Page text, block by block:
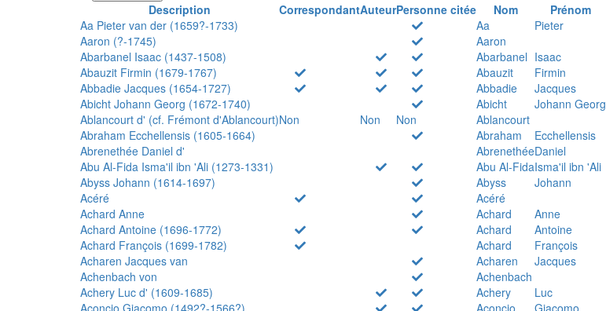
Description
CorrespondantAuteurPersonne citée Nom
Prénom
Aa Pieter van der (1659?-1733)
Aa
Pieter
Aaron (?-1745)
Aaron
Abarbanel Isaac (1437-1508)
Abarbanel Isaac
Abauzit Firmin (1679-1767)
Abauzit
Firmin
Abbadie Jacques (1654-1727)
Abbadie
Jacques
Abicht Johann Georg (1672-1740)
Abicht
Johann Georg
Ablancourt d' (cf. Frémont d'Ablancourt)Non Non Non
Ablancourt
Abraham Ecchellensis (1605-1664)
Abraham
Ecchellensis
Abrenethée Daniel d'
AbrenethéeDaniel
Abu Al-Fida Isma'il ibn 'Ali (1273-1331)
Abu Al-FidaIsma'il ibn 'Ali
Abyss Johann (1614-1697)
Abyss
Johann
Acéré
Acéré
Achard Anne
Achard
Anne
Achard Antoine (1696-1772)
Achard
Antoine
Achard François (1699-1782)
Achard
François
Acharen Jacques van
Acharen
Jacques
Achenbach von
Achenbach
Achery Luc d' (1609-1685)
Achery
Luc
Aconcio Giacomo (1492?-1566?)
Aconcio
Giacomo